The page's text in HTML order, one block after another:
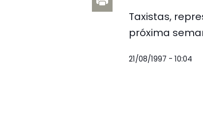
Taxistas,
próxima
21/08/1997 - 10:04